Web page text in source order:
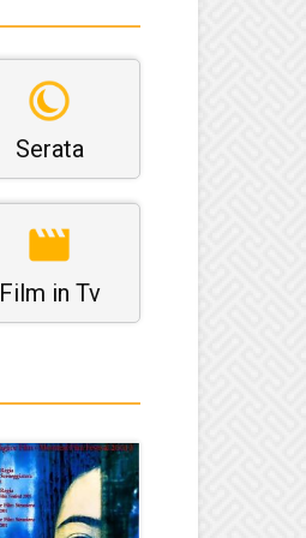
Serata
Film in Tv